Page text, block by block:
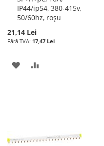
IP44/ip54, 380-415v,
50/60hz, roșu
21,14 Lei
17,47 Lei
cos
ADAUGATI